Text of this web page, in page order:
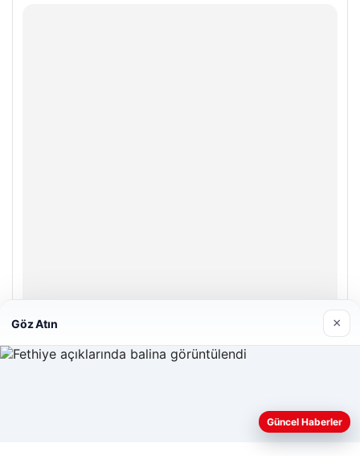
28/04/2026
deneyiminizi kişiselleştirmek ve geliştirmek amacıyla çerezler
Göz Atın ×
Güncel Haberler